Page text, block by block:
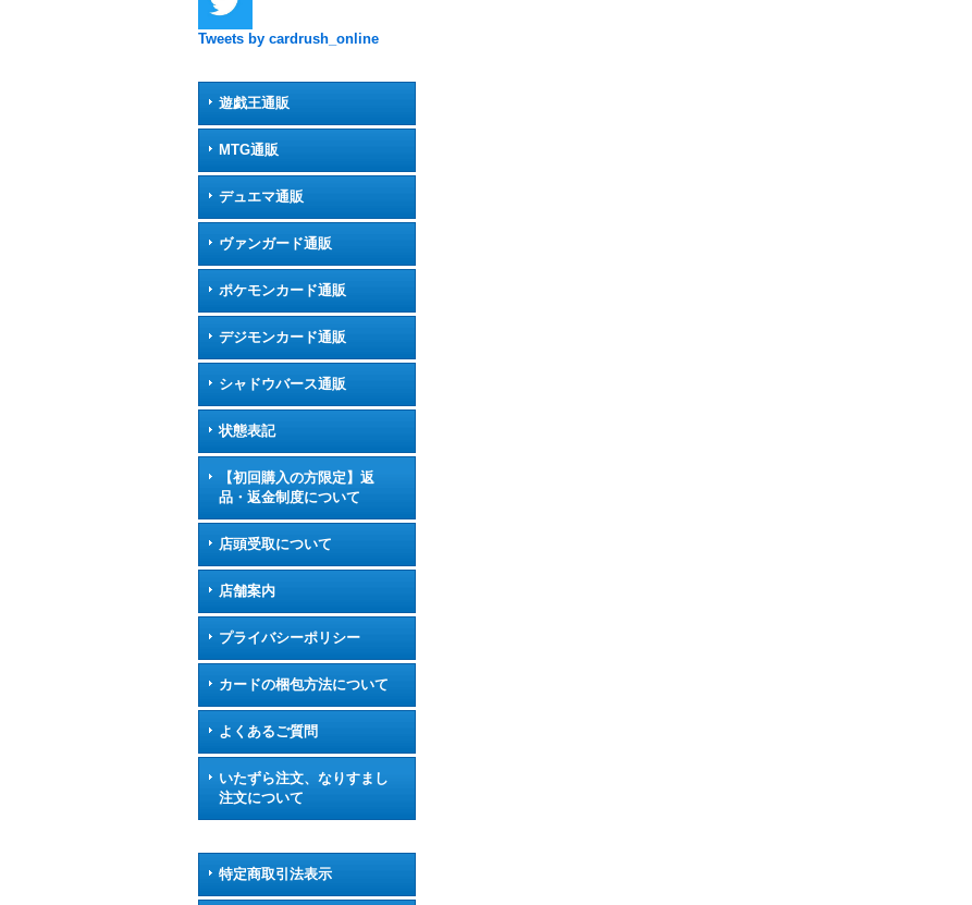
Tweets by cardrush_online
遊戯王通販
MTG通販
デュエマ通販
ヴァンガード通販
ポケモンカード通販
デジモンカード通販
シャドウバース通販
状態表記
【初回購入の方限定】返
品・返金制度について
店頭受取について
店舗案内
プライバシーポリシー
カードの梱包方法について
よくあるご質問
いたずら注文、なりすまし
注文について
特定商取引法表示